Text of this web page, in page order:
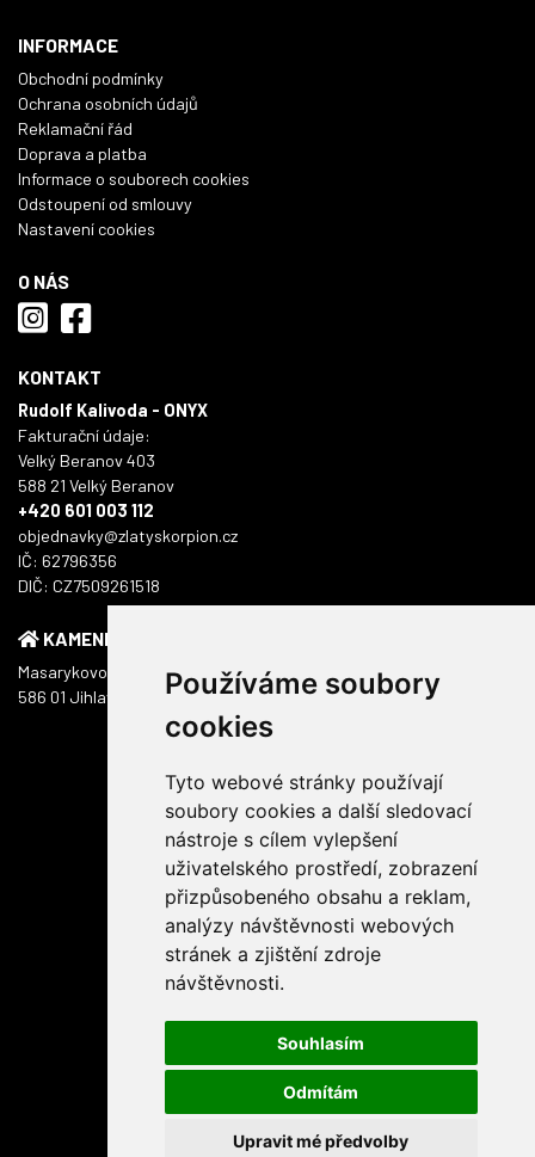
Používáme soubory
cookies
Tyto webové stránky používají
soubory cookies a další sledovací
nástroje s cílem vylepšení
uživatelského prostředí, zobrazení
přizpůsobeného obsahu a reklam,
analýzy návštěvnosti webových
stránek a zjištění zdroje
návštěvnosti.
Souhlasím
Odmítám
Upravit mé předvolby
INFORMACE
Obchodní podmínky
Ochrana osobních údajů
Reklamační řád
Doprava a platba
Informace o souborech cookies
Odstoupení od smlouvy
Nastavení cookies
O NÁS
KONTAKT
Rudolf Kalivoda - ONYX
Fakturační údaje:
Velký Beranov 403
588 21 Velký Beranov
+420 601 003 112
objednavky@zlatyskorpion.cz
IČ: 62796356
DIČ: CZ7509261518
KAMENNÁ PRODEJNA
Masarykovo náměstí 1217/51
586 01 Jihlava